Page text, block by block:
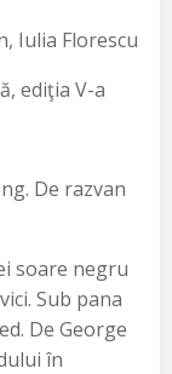
Iulia Florescu
ediţia V-a
De razvan
soare negru
Sub pana
De George
în